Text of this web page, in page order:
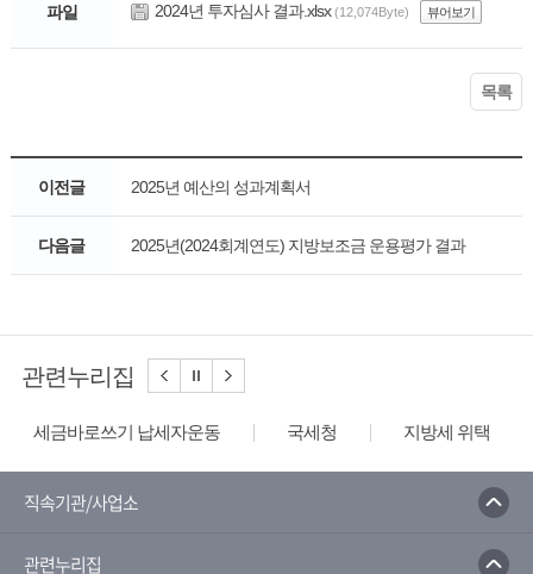
파일 2024년 투자심사 결과.xlsx (12,074Byte) 뷰어보기
목록
이전글 2025년 예산의 성과계획서
다음글 2025년(2024회계연도) 지방보조금 운용평가 결과
관련누리집
세금바로쓰기 납세자운동 국세청 지방세 위택스
직속기관/사업소
관련누리집